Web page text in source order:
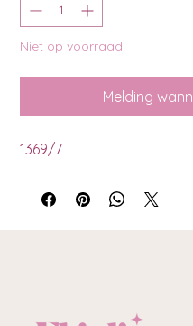
Niet op voorraad
Melding
1369/7